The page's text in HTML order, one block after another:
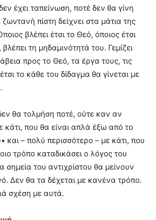
έχει ταπείνωση, ποτέ δεν θα γίνη
πίστη δείχνει στα μάτια της
βλέπει έτσι το Θεό, όποιος έτσι
τη μηδαμινότητά του. Γεμίζει
προς το Θεό, τα έργα τους, τις
το κάθε του δίδαγμα θα γίνεται με
θα τολμήση ποτέ, ούτε καν αν
κάτι, που θα είναι απλά έξω από το
και – πολύ περισσότερο – με κάτι, που
τρόπο καταδικάσει ο λόγος του
σημεία του αντιχρίστου θα μείνουν
Δεν θα τα δέχεται με κανένα τρόπο.
σχέση με αυτά.